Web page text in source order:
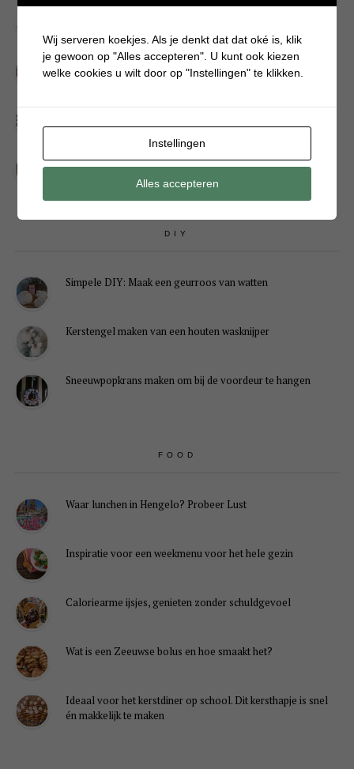
Kinderrommelmarkt tips: zo verkoop je snel én slim je
spullen
LOL, BRB! Waarom kinderen zo kort antwoorden op appjes
Redenen waarom je puber een onvoldoende heeft gehaald
DIY
Simpele DIY: Maak een geurroos van watten
Kerstengel maken van een houten wasknijper
Sneeuwpopkrans maken om bij de voordeur te hangen
FOOD
Waar lunchen in Hengelo? Probeer Lust
Inspiratie voor een weekmenu voor het hele gezin
Caloriearme ijsjes, genieten zonder schuldgevoel
Wat is een Zeeuwse bolus en hoe smaakt het?
Ideaal voor het kerstdiner op school. Dit kersthapje is snel
én makkelijk te maken
Wij serveren koekjes. Als je denkt dat dat oké is, klik
je gewoon op "Alles accepteren". U kunt ook kiezen
welke cookies u wilt door op "Instellingen" te klikken.
Instellingen
Alles accepteren